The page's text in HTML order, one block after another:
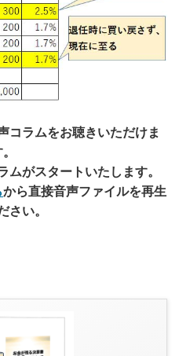
コラムをお聴きいただけま
ムがスタートいたします。
から直接音声ファイルを再生
さい。